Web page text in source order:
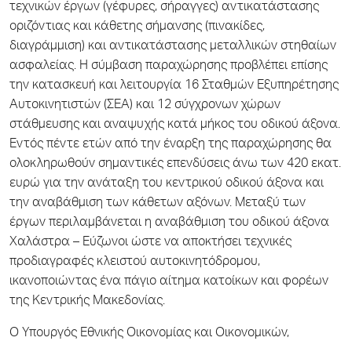
τεχνικών έργων (γέφυρες, σήραγγες) αντικατάστασης
οριζόντιας και κάθετης σήμανσης (πινακίδες,
διαγράμμιση) και αντικατάστασης μεταλλικών στηθαίων
ασφαλείας. Η σύμβαση παραχώρησης προβλέπει επίσης
την κατασκευή και λειτουργία 16 Σταθμών Εξυπηρέτησης
Αυτοκινητιστών (ΣΕΑ) και 12 σύγχρονων χώρων
στάθμευσης και αναψυχής κατά μήκος του οδικού άξονα.
Εντός πέντε ετών από την έναρξη της παραχώρησης θα
ολοκληρωθούν σημαντικές επενδύσεις άνω των 420 εκατ.
ευρώ για την ανάταξη του κεντρικού οδικού άξονα και
την αναβάθμιση των κάθετων αξόνων. Μεταξύ των
έργων περιλαμβάνεται η αναβάθμιση του οδικού άξονα
Χαλάστρα – Εύζωνοι ώστε να αποκτήσει τεχνικές
προδιαγραφές κλειστού αυτοκινητόδρομου,
ικανοποιώντας ένα πάγιο αίτημα κατοίκων και φορέων
της Κεντρικής Μακεδονίας.
Ο Υπουργός Εθνικής Οικονομίας και Οικονομικών,